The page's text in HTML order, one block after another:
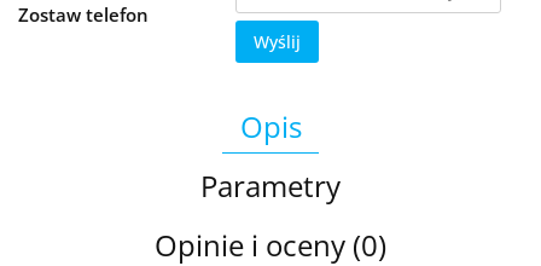
Zostaw telefon
Wyślij
Opis
Parametry
Opinie i oceny (0)